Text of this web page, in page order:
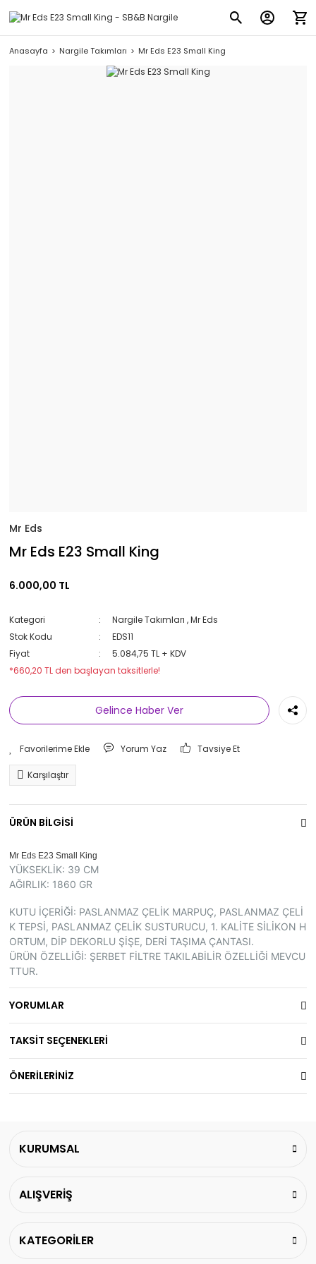
Anasayfa Nargile Takımları Mr Eds E23 Small King
Mr Eds
Mr Eds E23 Small King
6.000,00 TL
Kategori Nargile Takımları ,Mr Eds
Stok Kodu
EDS11
Fiyat
5.084,75 TL + KDV
*660,20 TL den başlayan taksitlerle!
Gelince Haber Ver
Yorum Yaz Tavsiye Et
Karşılaştır
ÜRÜN BİLGİSİ
Mr Eds E23 Small King
YÜKSEKLİK: 39 CM
AĞIRLIK: 1860 GR
KUTU İÇERİĞİ: PASLANMAZ ÇELİK MARPUÇ, PASLANMAZ ÇELİ
K TEPSİ, PASLANMAZ ÇELİK SUSTURUCU, 1. KALİTE SİLİKON H
ORTUM, DİP DEKORLU ŞİŞE, DERİ TAŞIMA ÇANTASI.
ÜRÜN ÖZELLİĞİ: ŞERBET FİLTRE TAKILABİLİR ÖZELLİĞİ MEVCU
TTUR.
YORUMLAR
TAKSİT SEÇENEKLERİ
ÖNERİLERİNİZ
KURUMSAL
ALIŞVERİŞ
KATEGORİLER